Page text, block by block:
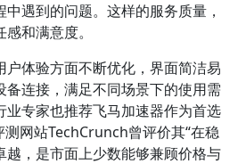
遇到的问题。这样的服务质量，
和满意度。
户体验方面不断优化，界面简洁易
备连接，满足不同场景下的使用需
业专家也推荐飞马加速器作为首选
网站TechCrunch曾评价其“在稳
越，是市面上少数能够兼顾价格与